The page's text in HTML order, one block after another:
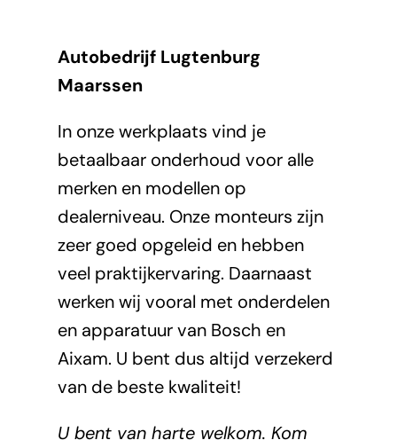
Autobedrijf Lugtenburg
Maarssen
In onze werkplaats vind je
betaalbaar onderhoud voor alle
merken en modellen op
dealerniveau. Onze monteurs zijn
zeer goed opgeleid en hebben
veel praktijkervaring. Daarnaast
werken wij vooral met onderdelen
en apparatuur van Bosch en
Aixam. U bent dus altijd verzekerd
van de beste kwaliteit!
U bent van harte welkom. Kom